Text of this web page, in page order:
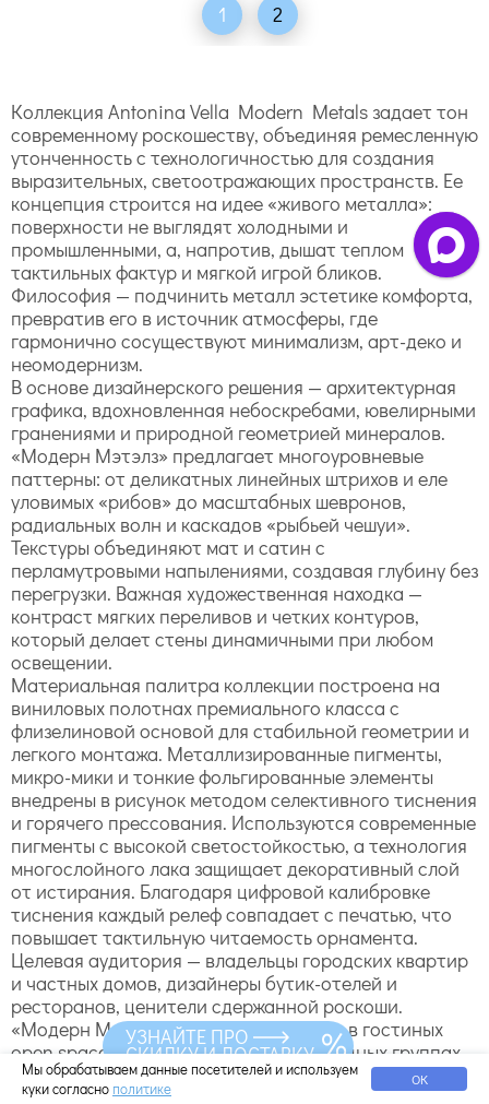
1 2
Коллекция Antonina Vella Modern Metals задает тон
современному роскошеству, объединяя ремесленную
утонченность с технологичностью для создания
выразительных, светоотражающих пространств. Ее
концепция строится на идее «живого металла»:
поверхности не выглядят холодными и
промышленными, а, напротив, дышат теплом
тактильных фактур и мягкой игрой бликов.
Философия — подчинить металл эстетике комфорта,
превратив его в источник атмосферы, где
гармонично сосуществуют минимализм, арт-деко и
неомодернизм.
В основе дизайнерского решения — архитектурная
графика, вдохновленная небоскребами, ювелирными
гранениями и природной геометрией минералов.
«Модерн Мэтэлз» предлагает многоуровневые
паттерны: от деликатных линейных штрихов и еле
уловимых «рибов» до масштабных шевронов,
радиальных волн и каскадов «рыбьей чешуи».
Текстуры объединяют мат и сатин с
перламутровыми напылениями, создавая глубину без
перегрузки. Важная художественная находка —
контраст мягких переливов и четких контуров,
который делает стены динамичными при любом
освещении.
Материальная палитра коллекции построена на
виниловых полотнах премиального класса с
флизелиновой основой для стабильной геометрии и
легкого монтажа. Металлизированные пигменты,
микро-мики и тонкие фольгированные элементы
внедрены в рисунок методом селективного тиснения
и горячего прессования. Используются современные
пигменты с высокой светостойкостью, а технология
многослойного лака защищает декоративный слой
от истирания. Благодаря цифровой калибровке
тиснения каждый релеф совпадает с печатью, что
повышает тактильную читаемость орнамента.
Целевая аудитория — владельцы городских квартир
и частных домов, дизайнеры бутик-отелей и
ресторанов, ценители сдержанной роскоши.
«Модерн Мэтэлз» одинаково уместна в гостиных
open space, кабинетах, спальнях и входных группах,
а также в камерных общественных пространствах —
лаунж-зонах, салонах, премиальных шоу-румах.
Мы обрабатываем данные посетителей и используем
куки согласно политике ОК
УЗНАЙТЕ ПРО
СКИДКУ И ДОСТАВКУ